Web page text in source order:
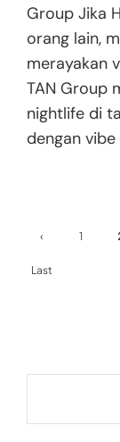
Group Jika
orang lain,
merayakan
TAN Group
nightlife di
dengan
‹
Previ
1
Last